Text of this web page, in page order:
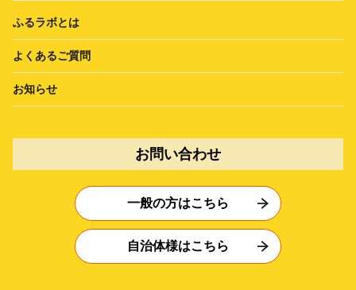
ふるラボとは
よくあるご質問
お知らせ
お問い合わせ
一般の方はこちら
自治体様はこちら